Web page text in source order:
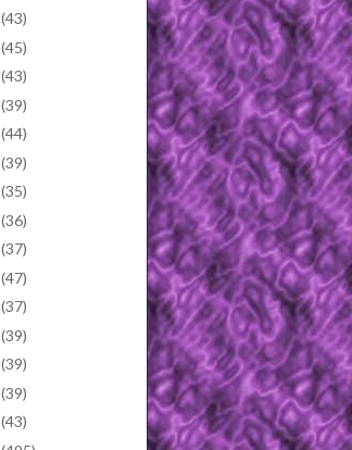
(43)
(45)
(43)
(39)
(44)
(39)
(35)
(36)
(37)
(47)
(37)
(39)
(39)
(39)
(43)